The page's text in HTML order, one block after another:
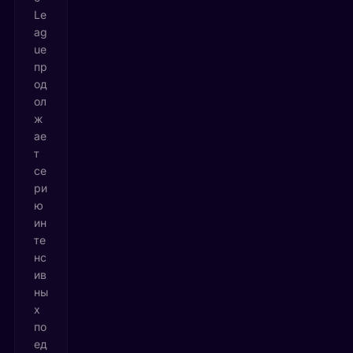
Le
ag
ue
пр
од
ол
ж
ае
т
се
ри
ю
ин
те
нс
ив
ны
х
по
ед